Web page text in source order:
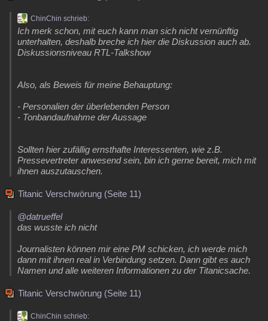
ChinChin schrieb:
Ich merk schon, mit euch kann man sich nicht vernünftig
unterhalten, deshalb breche ich hier die Diskussion auch ab.
Diskussionsniveau RTL-Talkshow
Also, als Beweis für meine Behauptung:
- Personalien der überlebenden Person
- Tonbandaufnahme der Aussage
Sollten hier zufällig ernsthafte Interessenten, wie z.B.
Pressevertreter anwesend sein, bin ich gerne bereit, mich mit
ihnen auszutauschen.
Titanic Verschwörung (Seite 11)
@datrueffel
das wusste ich nicht
Journalisten können mir eine PM schicken, ich werde mich
dann mit ihnen real in Verbindung setzen. Dann gibt es auch
Namen und alle weiteren Informationen zu der Titanicsache.
Titanic Verschwörung (Seite 11)
ChinChin schrieb: